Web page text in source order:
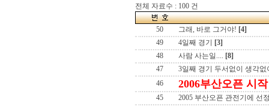
전체 자료수 : 100 건
50 그래, 바로 그거야! [4]
49
4일째 경기
[3]
48
사람 사는일.... [8]
47
3일째 경기 두서없이 생각
46
2006부산오픈 시작
45
2005 부산오픈 관전기에 선